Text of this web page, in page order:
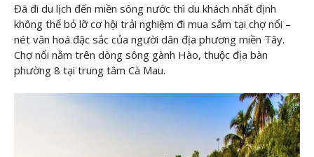
Đã đi du lịch đến miền sông nước thì du khách nhất định
không thể bỏ lỡ cơ hội trải nghiệm đi mua sắm tại chợ nổi –
nét văn hoá đặc sắc của người dân địa phương miền Tây.
Chợ nổi nằm trên dòng sông gành Hào, thuộc địa bàn
phường 8 tại trung tâm Cà Mau.